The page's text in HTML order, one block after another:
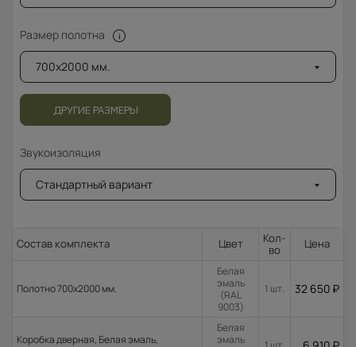
Размер полотна
700x2000 мм.
ДРУГИЕ РАЗМЕРЫ
Звукоизоляция
Стандартный вариант
Состав комплекта Цвет
Кол-
во
Цена
Полотно 700x2000 мм.
Белая
эмаль
(RAL
9003)
1 шт. 32 650 ₽
Коробка дверная, Белая эмаль,
Белая
эмаль